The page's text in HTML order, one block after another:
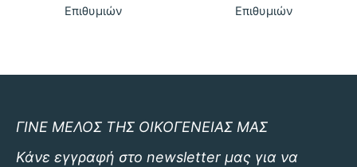
Επιθυμιών
Επιθυμιών
ΓΙΝΕ ΜΕΛΟΣ ΤΗΣ ΟΙΚΟΓΕΝΕΙΑΣ ΜΑΣ
Κάνε εγγραφή στο newsletter μας για να